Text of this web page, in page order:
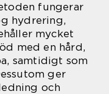
fungerar
hydrering,
mycket
med en hård,
samtidigt som
ger
och